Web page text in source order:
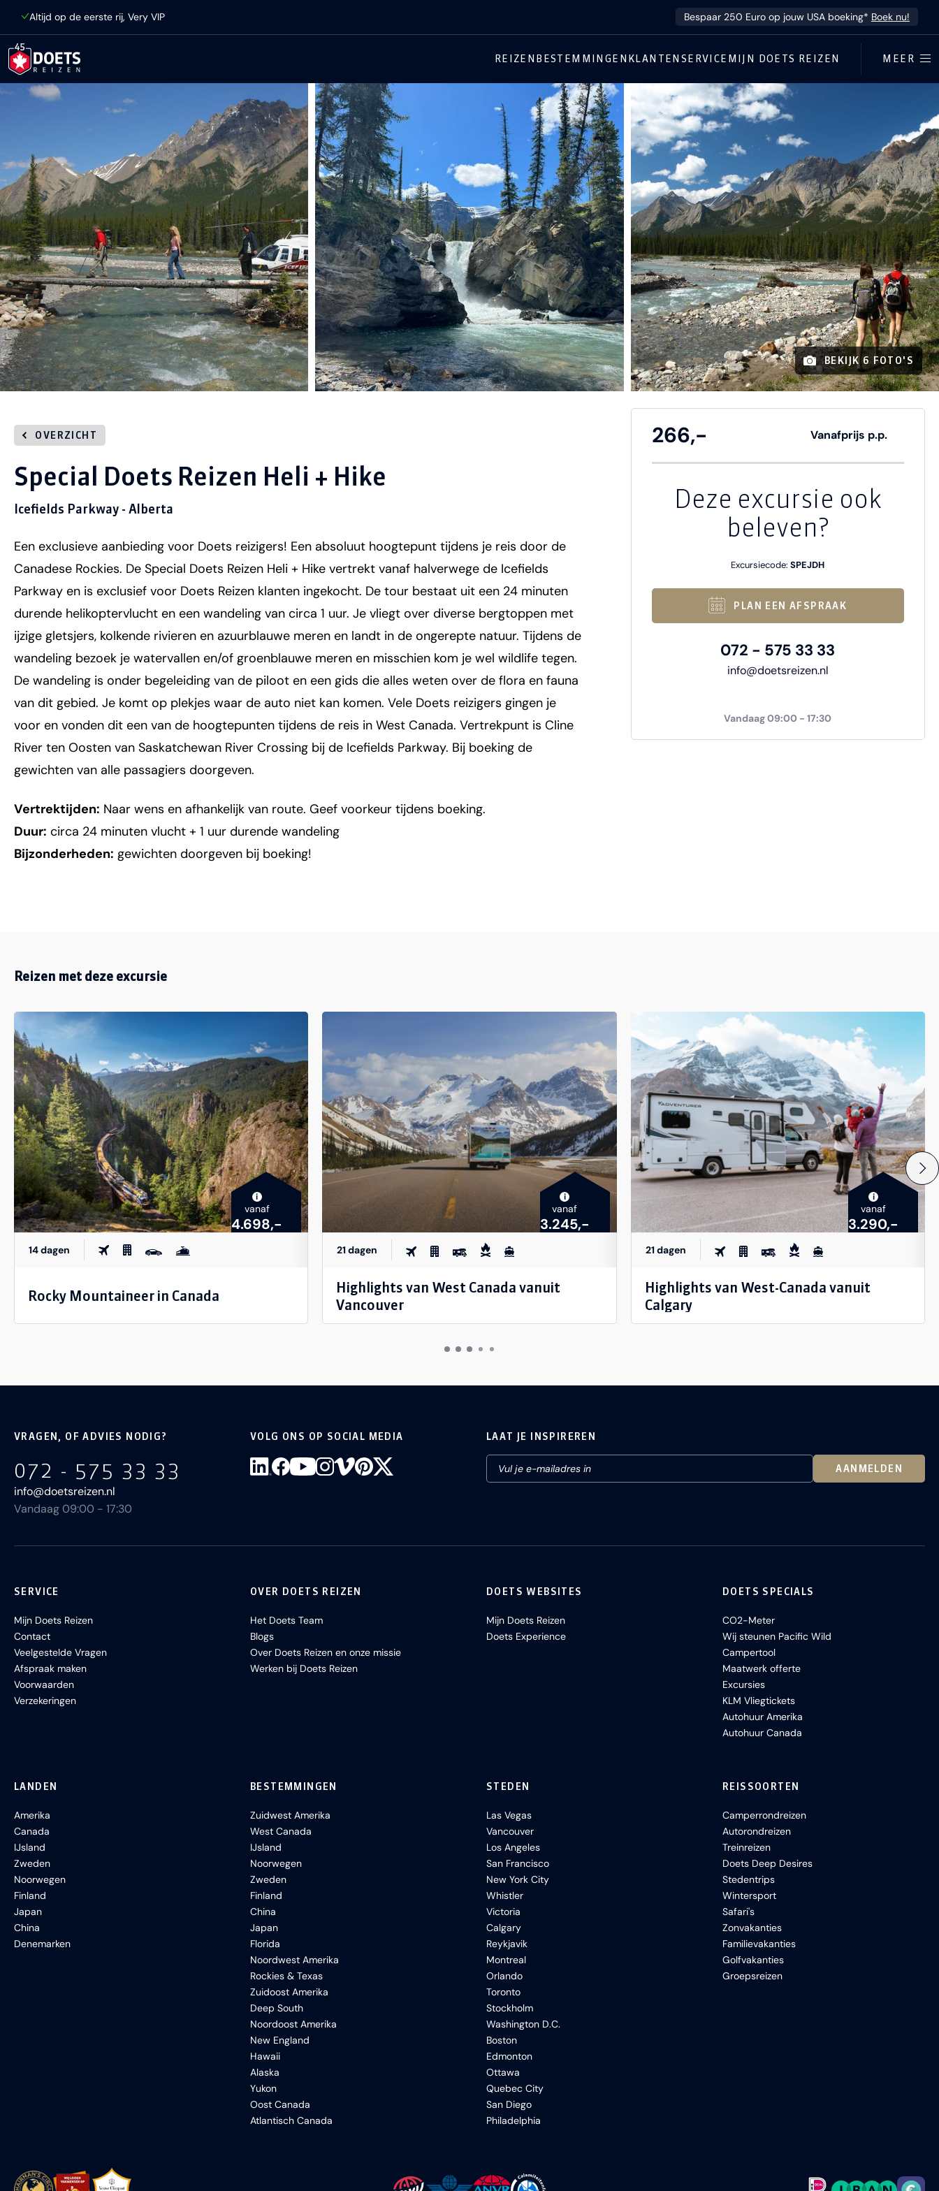
Altijd op de eerste rij, Very VIP Bespaar 250 Euro op jouw USA boeking* Boek nu!
REIZEN BESTEMMINGEN KLANTENSERVICE MIJN DOETS REIZEN MEER
BEKIJK 6 FOTO'S
OVERZICHT
Special Doets Reizen Heli + Hike
Icefields Parkway - Alberta
Een exclusieve aanbieding voor Doets reizigers! Een absoluut hoogtepunt tijdens je reis door de
Canadese Rockies. De Special Doets Reizen Heli + Hike vertrekt vanaf halverwege de Icefields
Parkway en is exclusief voor Doets Reizen klanten ingekocht. De tour bestaat uit een 24 minuten
durende helikoptervlucht en een wandeling van circa 1 uur. Je vliegt over diverse bergtoppen met
ijzige gletsjers, kolkende rivieren en azuurblauwe meren en landt in de ongerepte natuur. Tijdens de
wandeling bezoek je watervallen en/of groenblauwe meren en misschien kom je wel wildlife tegen.
De wandeling is onder begeleiding van de piloot en een gids die alles weten over de flora en fauna
van dit gebied. Je komt op plekjes waar de auto niet kan komen. Vele Doets reizigers gingen je
voor en vonden dit een van de hoogtepunten tijdens de reis in West Canada. Vertrekpunt is Cline
River ten Oosten van Saskatchewan River Crossing bij de Icefields Parkway. Bij boeking de
gewichten van alle passagiers doorgeven.
Vertrektijden: Naar wens en afhankelijk van route. Geef voorkeur tijdens boeking.
Duur: circa 24 minuten vlucht + 1 uur durende wandeling
Bijzonderheden: gewichten doorgeven bij boeking!
266,- Vanafprijs p.p.
Deze excursie ook
beleven?
Excursiecode:SPEJDH
PLAN EEN AFSPRAAK
072 - 575 33 33
info@doetsreizen.nl
Vandaag 09:00 - 17:30
Reizen met deze excursie
i
vanaf
4.698,-
14 dagen
Rocky Mountaineer in Canada
i
vanaf
3.245,-
21 dagen
Highlights van West Canada vanuit
Vancouver
i
vanaf
3.290,-
21 dagen
Highlights van West-Canada vanuit
Calgary
VRAGEN, OF ADVIES NODIG?
072 - 575 33 33
info@doetsreizen.nl
Vandaag 09:00 - 17:30
VOLG ONS OP SOCIAL MEDIA LAAT JE INSPIREREN
AANMELDEN
SERVICE
Mijn Doets Reizen
Contact
Veelgestelde Vragen
Afspraak maken
Voorwaarden
Verzekeringen
OVER DOETS REIZEN
Het Doets Team
Blogs
Over Doets Reizen en onze missie
Werken bij Doets Reizen
DOETS WEBSITES
Mijn Doets Reizen
Doets Experience
DOETS SPECIALS
CO2-Meter
Wij steunen Pacific Wild
Campertool
Maatwerk offerte
Excursies
KLM Vliegtickets
Autohuur Amerika
Autohuur Canada
LANDEN
Amerika
Canada
IJsland
Zweden
Noorwegen
Finland
Japan
China
Denemarken
BESTEMMINGEN
Zuidwest Amerika
West Canada
IJsland
Noorwegen
Zweden
Finland
China
Japan
Florida
Noordwest Amerika
Rockies & Texas
Zuidoost Amerika
Deep South
Noordoost Amerika
New England
Hawaii
Alaska
Yukon
Oost Canada
Atlantisch Canada
STEDEN
Las Vegas
Vancouver
Los Angeles
San Francisco
New York City
Whistler
Victoria
Calgary
Reykjavik
Montreal
Orlando
Toronto
Stockholm
Washington D.C.
Boston
Edmonton
Ottawa
Quebec City
San Diego
Philadelphia
REISSOORTEN
Camperrondreizen
Autorondreizen
Treinreizen
Doets Deep Desires
Stedentrips
Wintersport
Safari's
Zonvakanties
Familievakanties
Golfvakanties
Groepsreizen